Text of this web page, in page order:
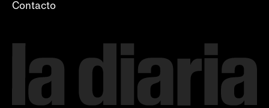
Contacto